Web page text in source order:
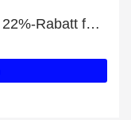
Erhalten Sie einen zusätzlichen 22%-Rabatt für Aktoren